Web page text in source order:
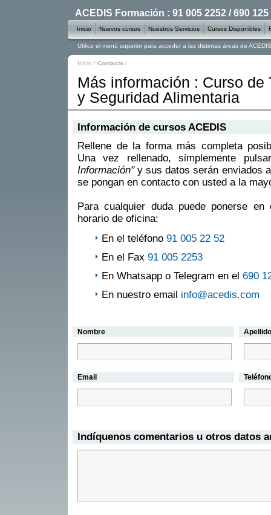
Inicio / Contacto /
Más información : Curso de
y Seguridad Alimentaria
Información de cursos ACEDIS
Rellene de la forma más completa
Una vez rellenado, simplemente
Información"y sus datos serán enviados
se pongan en contacto con usted a la
Para cualquier duda puede ponerse
horario de oficina:
En el teléfono 91 005 22 52
En el Fax 91 005 2253
En Whatsapp o Telegram en el 690
En nuestro email info@acedis.com
Nombre
Email
Indíquenos comentarios u otros datos
ACEDIS Formación : 91 005 2252 / 690 125
Inicio Nuevos cursos Nuestros Servicios Cursos Disponibles
Utilice el menú superior para acceder a las distintas áreas de